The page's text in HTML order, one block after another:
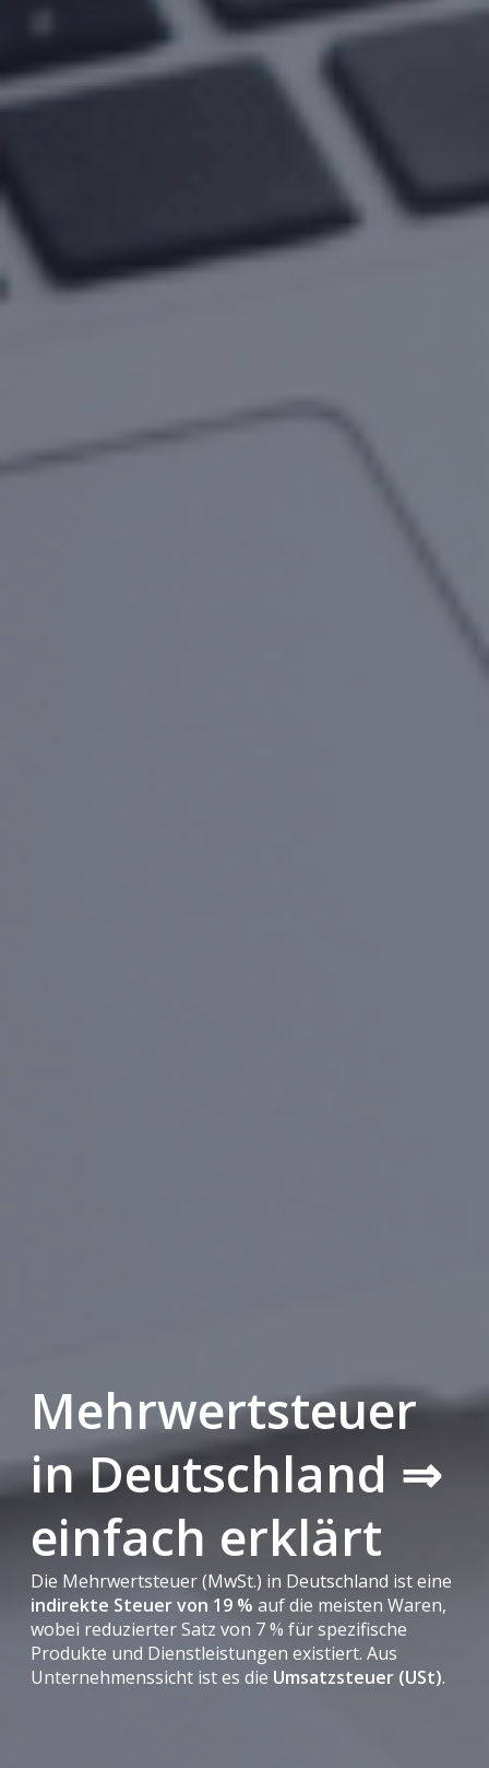
Mehrwertsteuer
in Deutschland ⇒
einfach erklärt
Die Mehrwertsteuer (MwSt.) in Deutschland ist eine
indirekte Steuer von 19 % auf die meisten Waren,
wobei reduzierter Satz von 7 % für spezifische
Produkte und Dienstleistungen existiert. Aus
Unternehmenssicht ist es die Umsatzsteuer (USt).